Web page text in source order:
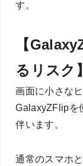
す。
【
るリスク】
画面に小さな
GalaxyZFlipを
伴います。
通常のスマホ